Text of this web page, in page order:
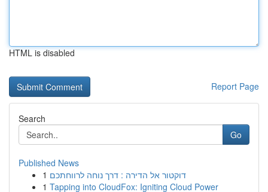
HTML is disabled
Report Page
Search
Go
Published News
1 דוקטור אל הדירה : דרך נוחה לרווחתכם
1 Tapping into CloudFox: Igniting Cloud Power